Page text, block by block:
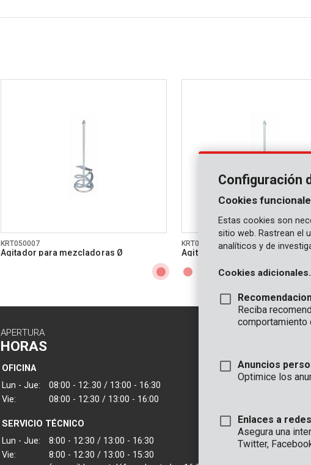
KRT050007
Agitador para mezcladoras Ø
KRT050008
Agitador para mezcladoras Ø
APERTURA
HORAS
OFICINA
Lun - Jue:
08:00 - 12:.30 / 13:00 - 16:30
Vie:
08:00 - 12:30 / 13:00 - 16:00
SERVICIO TÉCNICO
Lun - Jue:
8:00 - 12:30 / 13:00 - 16:30
Vie:
8:00 - 12:30 / 13:00 - 15:30
OFICINA
2500 Lier - Bélgica
VARO IBERICA
Configuración
Cookies
Estas cookies son
sitio web. Rastrean el
analíticos y de
Cookies adicionales.
Reciba
comportamiento
Anuncios
Optimice los
Enlaces a
Asegura una
Twitter,